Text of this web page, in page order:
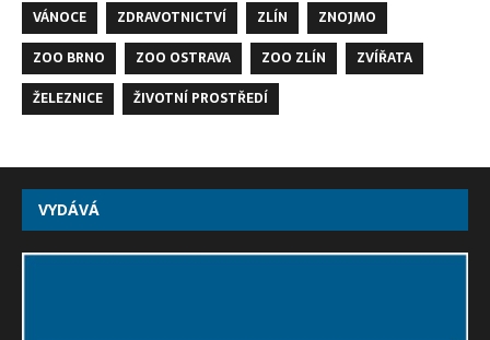
VÁNOCE
ZDRAVOTNICTVÍ ZLÍN
ZNOJMO
ZOO BRNO
ZOO OSTRAVA ZOO ZLÍN
ZVÍŘATA
ŽELEZNICE
ŽIVOTNÍ PROSTŘEDÍ
VYDÁVÁ